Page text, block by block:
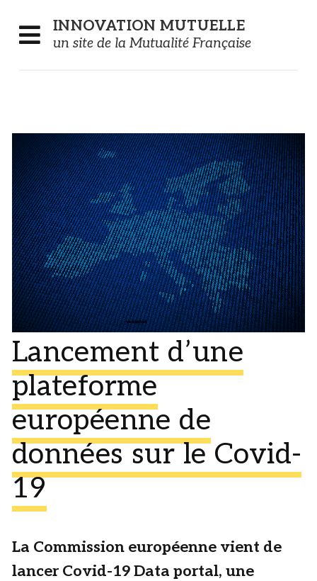
INNOVATION MUTUELLE
un site de la Mutualité Française
Lancement d’une
plateforme
européenne de
données sur le Covid-
19
La Commission européenne vient de
lancer Covid-19 Data portal, une